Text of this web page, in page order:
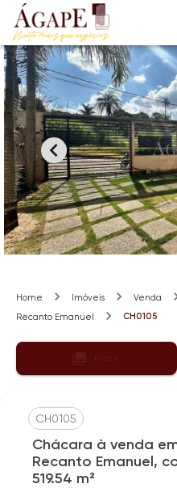
Home Imóveis Venda
Recanto Emanuel
CH0105
CH0105
Chácara à venda
Recanto Emanuel,
519.54 m²